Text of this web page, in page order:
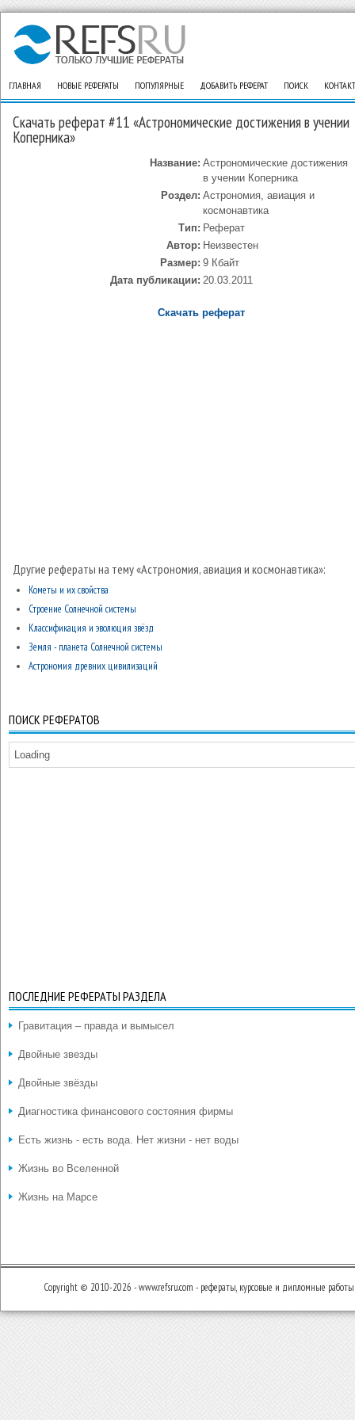
ГЛАВНАЯ НОВЫЕ РЕФЕРАТЫ ПОПУЛЯРНЫЕ ДОБАВИТЬ РЕФЕРАТ ПОИСК
Скачать реферат #11 «Астрономические достижения в учении
Коперника»
Название: Астрономические достижения
в учении Коперника
Роздел: Астрономия, авиация и
космонавтика
Тип: Реферат
Автор: Неизвестен
Размер: 9 Кбайт
Дата публикации: 20.03.2011
Скачать реферат
Другие рефераты на тему «Астрономия, авиация и космонавтика»:
Кометы и их свойства
Строение Солнечной системы
Классификация и эволюция звёзд
Земля - планета Солнечной системы
Астрономия древних цивилизаций
ПОИСК РЕФЕРАТОВ
Loading
ПОСЛЕДНИЕ РЕФЕРАТЫ РАЗДЕЛА
Гравитация – правда и вымысел
Двойные звезды
Двойные звёзды
Диагностика финансового состояния фирмы
Есть жизнь - есть вода. Нет жизни - нет воды
Жизнь во Вселенной
Жизнь на Марсе
Copyright © 2010-2026 - www.refsru.com - рефераты, курсовые и дипломные работы